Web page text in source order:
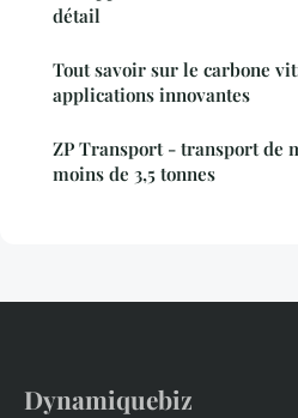
détail
Tout savoir sur le carbone
applications innovantes
ZP Transport - transport de
moins de 3,5 tonnes
Dynamiquebiz